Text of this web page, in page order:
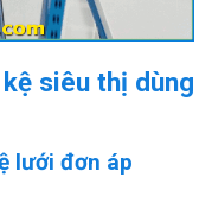
siêu thị dùng
lưới đơn áp